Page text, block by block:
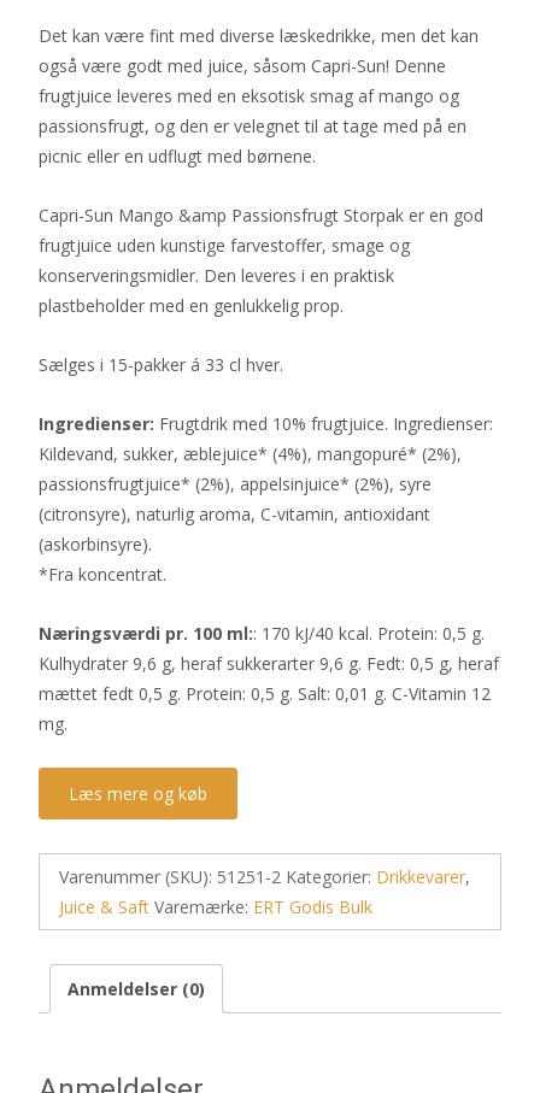
Det kan være fint med diverse læskedrikke, men det kan
også være godt med juice, såsom Capri-Sun! Denne
frugtjuice leveres med en eksotisk smag af mango og
passionsfrugt, og den er velegnet til at tage med på en
picnic eller en udflugt med børnene.
Capri-Sun Mango &amp Passionsfrugt Storpak er en god
frugtjuice uden kunstige farvestoffer, smage og
konserveringsmidler. Den leveres i en praktisk
plastbeholder med en genlukkelig prop.
Sælges i 15-pakker á 33 cl hver.
Ingredienser: Frugtdrik med 10% frugtjuice. Ingredienser:
Kildevand, sukker, æblejuice* (4%), mangopuré* (2%),
passionsfrugtjuice* (2%), appelsinjuice* (2%), syre
(citronsyre), naturlig aroma, C-vitamin, antioxidant
(askorbinsyre).
*Fra koncentrat.
Næringsværdi pr. 100 ml:: 170 kJ/40 kcal. Protein: 0,5 g.
Kulhydrater 9,6 g, heraf sukkerarter 9,6 g. Fedt: 0,5 g, heraf
mættet fedt 0,5 g. Protein: 0,5 g. Salt: 0,01 g. C-Vitamin 12
mg.
Læs mere og køb
Varenummer (SKU): 51251-2 Kategorier: Drikkevarer,
Juice & Saft Varemærke: ERT Godis Bulk
Anmeldelser (0)